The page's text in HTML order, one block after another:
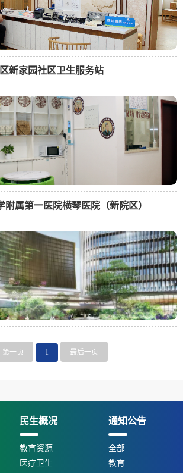
新家园社区卫生服务站
附属第一医院横琴医院（新院区）
第一页 1 最后一页
民生概况
教育资源
医疗卫生
通知公告
全部
教育